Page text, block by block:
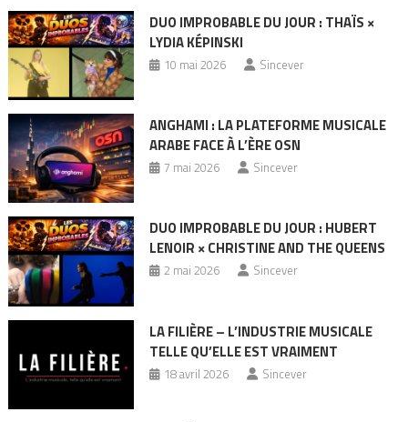
DUO IMPROBABLE DU JOUR : THAÏS ×
LYDIA KÉPINSKI
10 mai 2026 Sincever
ANGHAMI : LA PLATEFORME MUSICALE
ARABE FACE À L’ÈRE OSN
7 mai 2026 Sincever
DUO IMPROBABLE DU JOUR : HUBERT
LENOIR × CHRISTINE AND THE QUEENS
2 mai 2026 Sincever
LA FILIÈRE – L’INDUSTRIE MUSICALE
TELLE QU’ELLE EST VRAIMENT
18 avril 2026 Sincever